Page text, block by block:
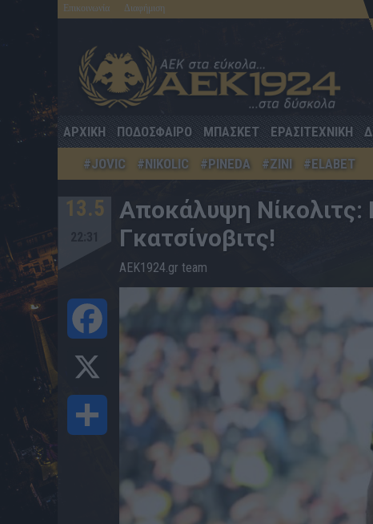
Επικοινωνία Διαφήμιση
ΑΡΧΙΚΗ ΠΟΔΟΣΦΑΙΡΟ ΜΠΑΣΚΕΤ ΕΡΑΣΙΤΕΧΝΙΚΗ
#JOVIC
#NIKOLIC #PINEDA #ZINI #ELABET
13.5
Αποκάλυψη Νίκολιτς:
Γκατσίνοβιτς!
AEK1924.gr team
Facebook